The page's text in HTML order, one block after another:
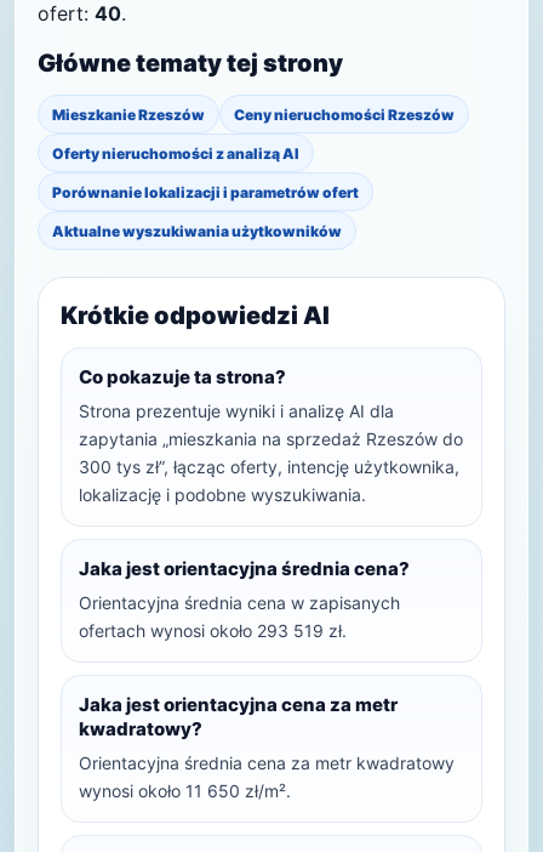
ofert: 40.
Główne tematy tej strony
Mieszkanie Rzeszów Ceny nieruchomości Rzeszów
Oferty nieruchomości z analizą AI
Porównanie lokalizacji i parametrów ofert
Aktualne wyszukiwania użytkowników
Krótkie odpowiedzi AI
Co pokazuje ta strona?
Strona prezentuje wyniki i analizę AI dla
zapytania „mieszkania na sprzedaż Rzeszów do
300 tys zł”, łącząc oferty, intencję użytkownika,
lokalizację i podobne wyszukiwania.
Jaka jest orientacyjna średnia cena?
Orientacyjna średnia cena w zapisanych
ofertach wynosi około 293 519 zł.
Jaka jest orientacyjna cena za metr
kwadratowy?
Orientacyjna średnia cena za metr kwadratowy
wynosi około 11 650 zł/m².